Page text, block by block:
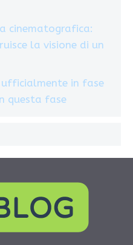
cinematografica:
la visione di un
ufficialmente in fase
questa fase